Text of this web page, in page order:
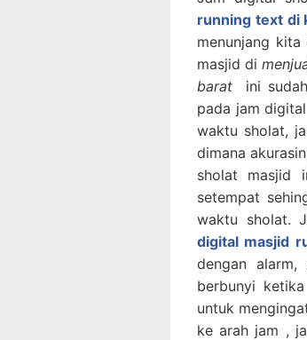
running text di
menunjang
masjid di
barat
ini
pada jam
waktu sholat,
dimana
sholat masjid
setempat
waktu sholat.
digital masjid
dengan
berbunyi
untuk
ke arah jam ,